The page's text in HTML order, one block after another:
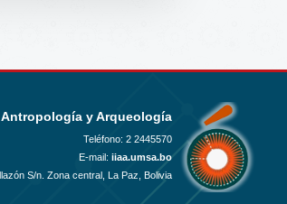
y Arqueología
Teléfono: 2 2445570
E-mail: iiaa.umsa.bo
S/n. Zona central, La Paz, Bolivia